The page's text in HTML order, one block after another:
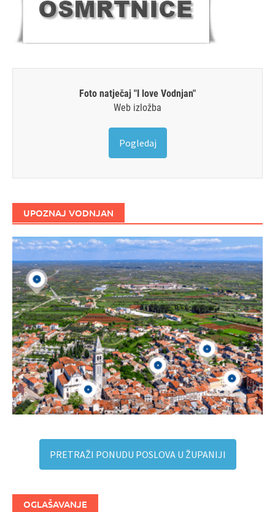
Foto natječaj "I love Vodnjan"
Web izložba
Pogledaj
UPOZNAJ VODNJAN
PRETRAŽI PONUDU POSLOVA U ŽUPANIJI
OGLAŠAVANJE